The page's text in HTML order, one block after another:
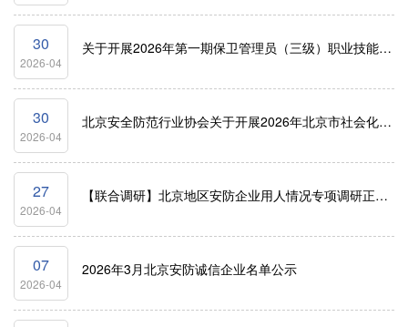
30
2026-04
关于开展2026年第一期保卫管理员（三级）职业技能等级 认定考试的通知
30
2026-04
北京安全防范行业协会关于开展2026年北京市社会化职业技能等级认定有关工作的通知
27
2026-04
【联合调研】北京地区安防企业用人情况专项调研正式启动
07
2026-04
2026年3月北京安防诚信企业名单公示